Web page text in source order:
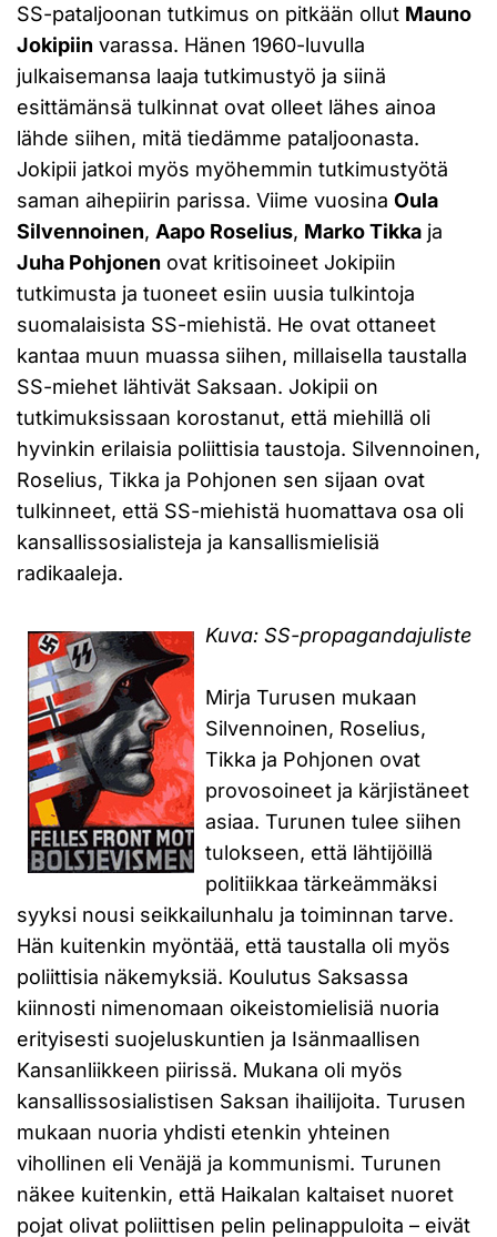
SS-pataljoonan tutkimus on pitkään ollut Mauno
Jokipiin varassa. Hänen 1960-luvulla
julkaisemansa laaja tutkimustyö ja siinä
esittämänsä tulkinnat ovat olleet lähes ainoa
lähde siihen, mitä tiedämme pataljoonasta.
Jokipii jatkoi myös myöhemmin tutkimustyötä
saman aihepiirin parissa. Viime vuosina Oula
Silvennoinen, Aapo Roselius, Marko Tikka ja
Juha Pohjonen ovat kritisoineet Jokipiin
tutkimusta ja tuoneet esiin uusia tulkintoja
suomalaisista SS-miehistä. He ovat ottaneet
kantaa muun muassa siihen, millaisella taustalla
SS-miehet lähtivät Saksaan. Jokipii on
tutkimuksissaan korostanut, että miehillä oli
hyvinkin erilaisia poliittisia taustoja. Silvennoinen,
Roselius, Tikka ja Pohjonen sen sijaan ovat
tulkinneet, että SS-miehistä huomattava osa oli
kansallissosialisteja ja kansallismielisiä
radikaaleja.
Kuva: SS-propagandajuliste
Mirja Turusen mukaan
Silvennoinen, Roselius,
Tikka ja Pohjonen ovat
provosoineet ja kärjistäneet
asiaa. Turunen tulee siihen
tulokseen, että lähtijöillä
politiikkaa tärkeämmäksi
syyksi nousi seikkailunhalu ja toiminnan tarve.
Hän kuitenkin myöntää, että taustalla oli myös
poliittisia näkemyksiä. Koulutus Saksassa
kiinnosti nimenomaan oikeistomielisiä nuoria
erityisesti suojeluskuntien ja Isänmaallisen
Kansanliikkeen piirissä. Mukana oli myös
kansallissosialistisen Saksan ihailijoita. Turusen
mukaan nuoria yhdisti etenkin yhteinen
vihollinen eli Venäjä ja kommunismi. Turunen
näkee kuitenkin, että Haikalan kaltaiset nuoret
pojat olivat poliittisen pelin pelinappuloita – eivät